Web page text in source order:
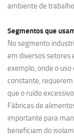
ambiente de
Segmentos que
No segmento
em diversos setores
exemplo, onde o
constante,
que o ruído
Fábricas de
importante para
beneficiam do